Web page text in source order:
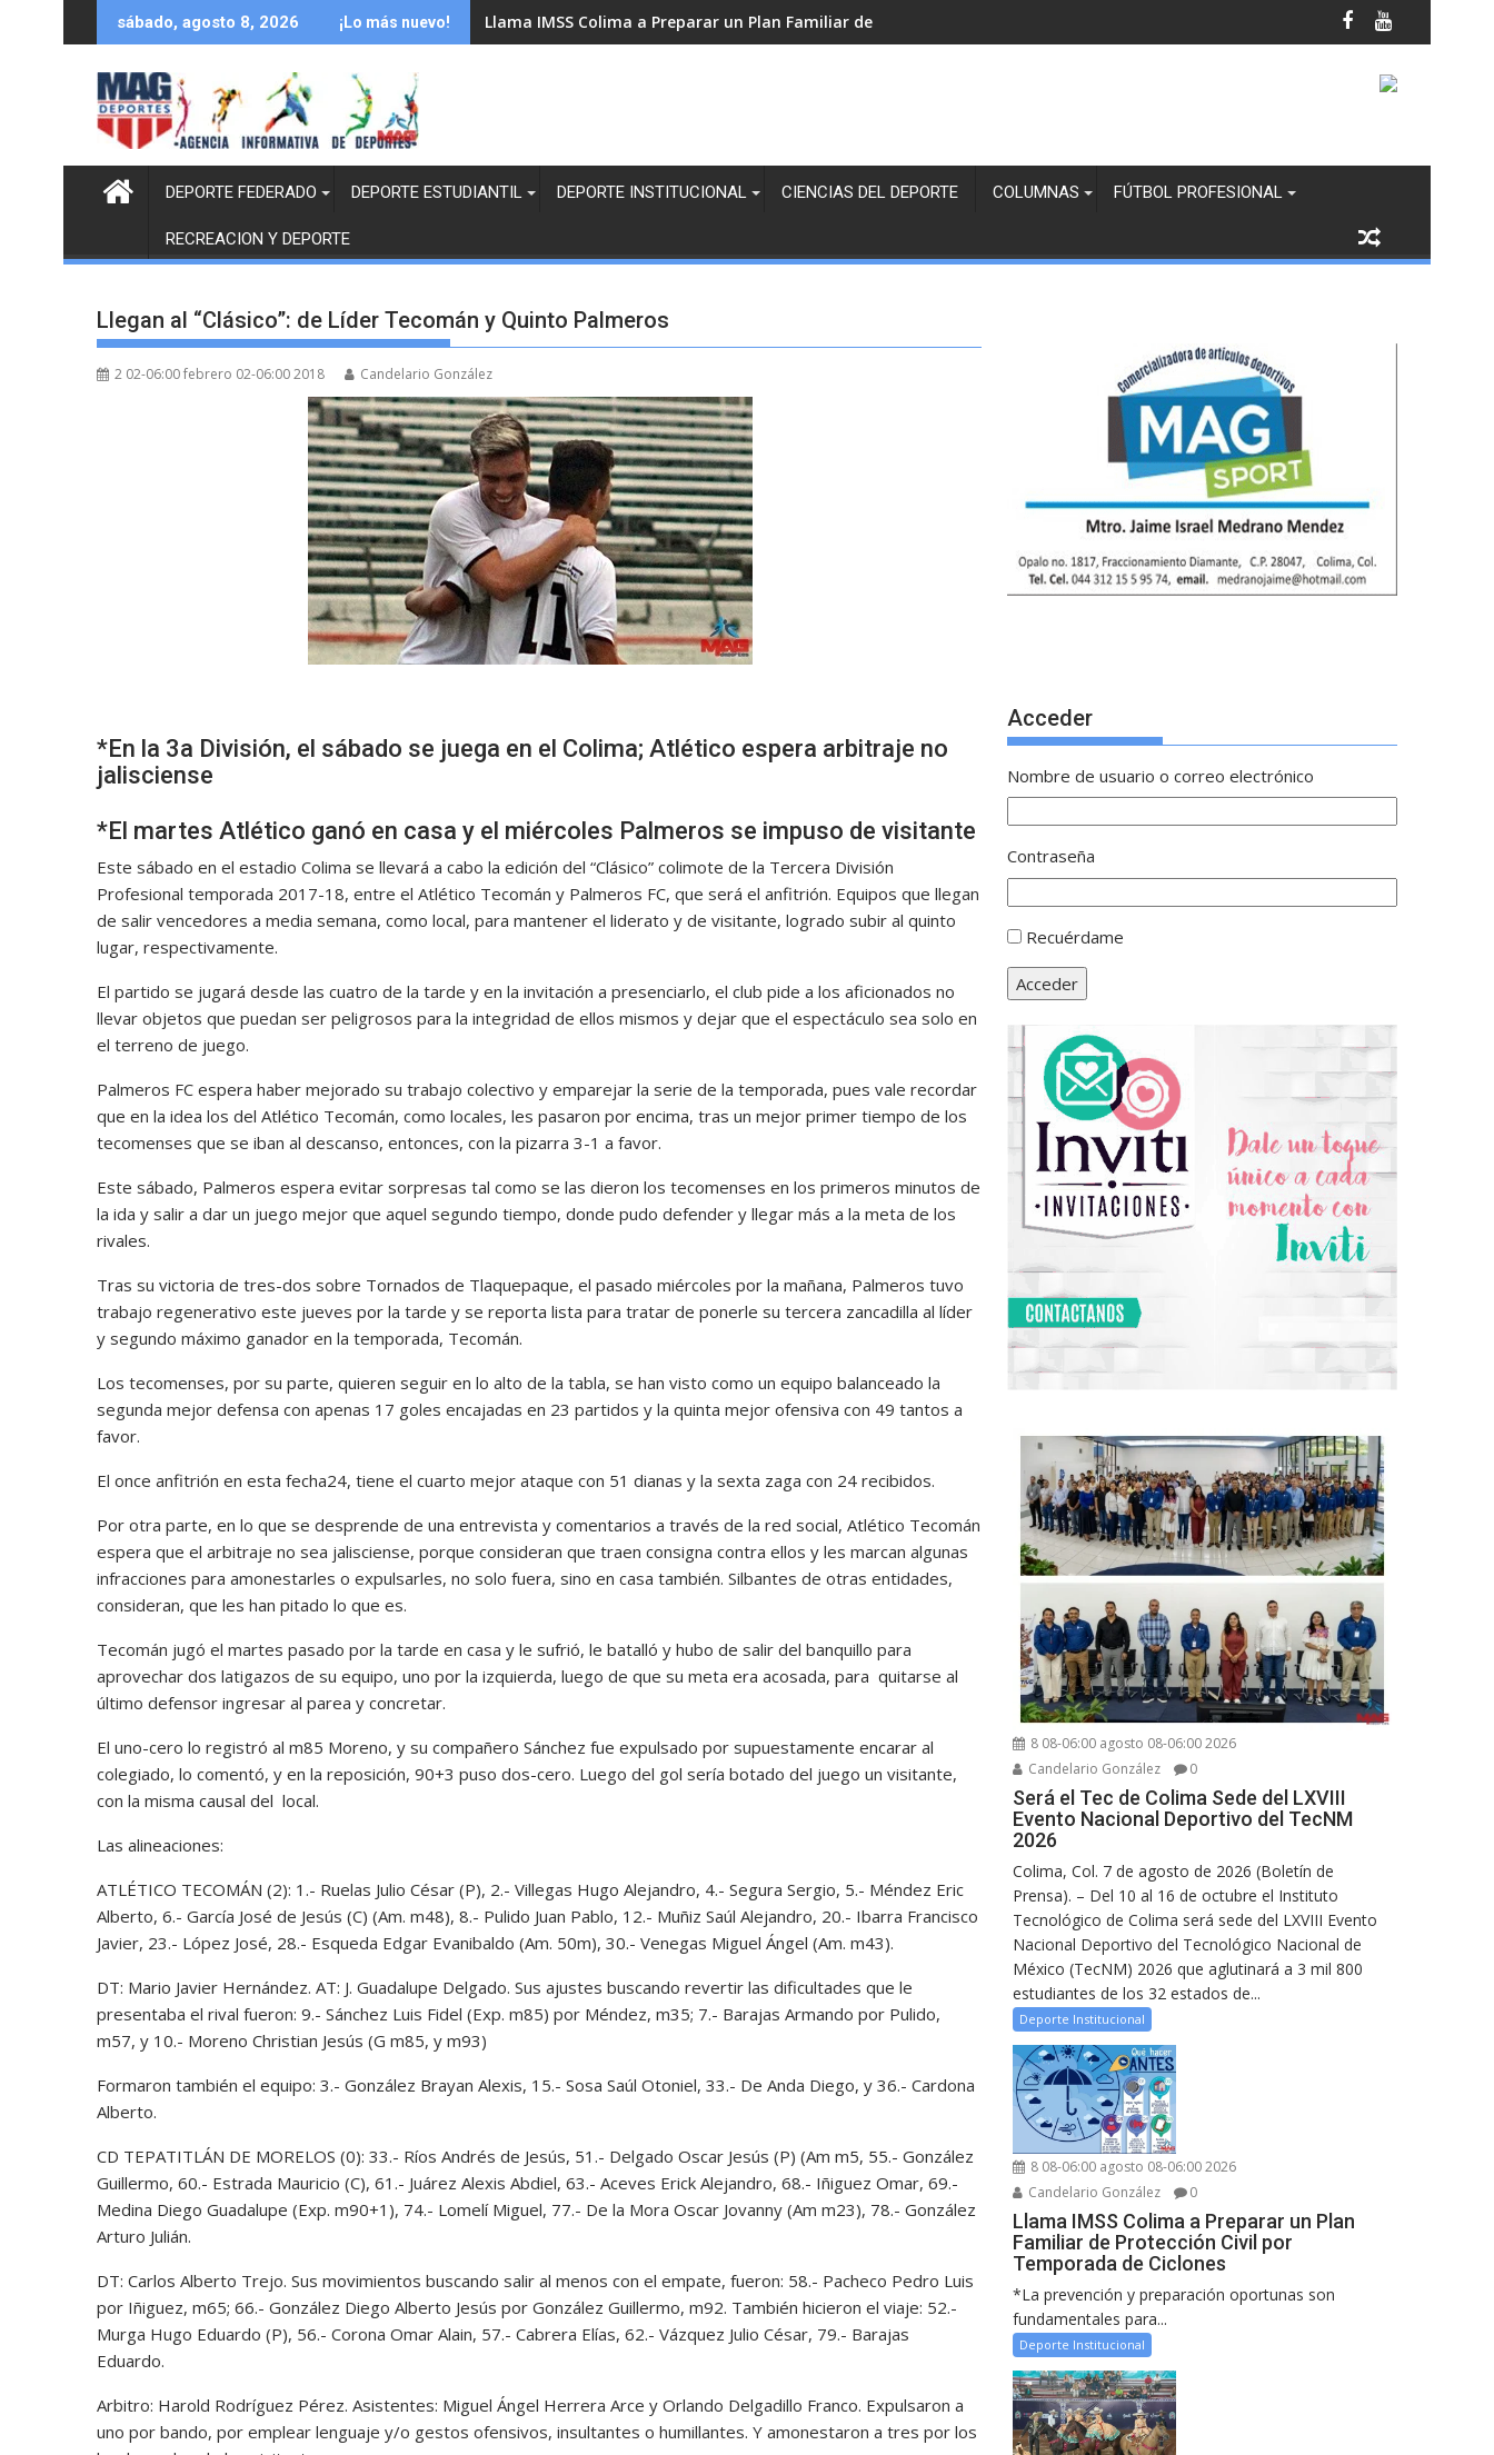
al
sábado, agosto 8, 2026 ¡Lo más nuevo! Llama IMSS Colima a Preparar un Plan Familiar de Protección Civil por Temporada de Ciclones
DEPORTE FEDERADO DEPORTE ESTUDIANTIL DEPORTE INSTITUCIONAL CIENCIAS DEL DEPORTE COLUMNAS FÚTBOL PROFESIONAL
RECREACION Y DEPORTE
Llegan al “Clásico”: de Líder Tecomán y Quinto Palmeros
2 02-06:00 febrero 02-06:00 2018 Candelario González
*En la 3a División, el sábado se juega en el Colima; Atlético espera arbitraje no
jalisciense
*El martes Atlético ganó en casa y el miércoles Palmeros se impuso de visitante
Este sábado en el estadio Colima se llevará a cabo la edición del “Clásico” colimote de la Tercera División
Profesional temporada 2017-18, entre el Atlético Tecomán y Palmeros FC, que será el anfitrión. Equipos que llegan
de salir vencedores a media semana, como local, para mantener el liderato y de visitante, logrado subir al quinto
lugar, respectivamente.
El partido se jugará desde las cuatro de la tarde y en la invitación a presenciarlo, el club pide a los aficionados no
llevar objetos que puedan ser peligrosos para la integridad de ellos mismos y dejar que el espectáculo sea solo en
el terreno de juego.
Palmeros FC espera haber mejorado su trabajo colectivo y emparejar la serie de la temporada, pues vale recordar
que en la idea los del Atlético Tecomán, como locales, les pasaron por encima, tras un mejor primer tiempo de los
tecomenses que se iban al descanso, entonces, con la pizarra 3-1 a favor.
Este sábado, Palmeros espera evitar sorpresas tal como se las dieron los tecomenses en los primeros minutos de
la ida y salir a dar un juego mejor que aquel segundo tiempo, donde pudo defender y llegar más a la meta de los
rivales.
Tras su victoria de tres-dos sobre Tornados de Tlaquepaque, el pasado miércoles por la mañana, Palmeros tuvo
trabajo regenerativo este jueves por la tarde y se reporta lista para tratar de ponerle su tercera zancadilla al líder
y segundo máximo ganador en la temporada, Tecomán.
Los tecomenses, por su parte, quieren seguir en lo alto de la tabla, se han visto como un equipo balanceado la
segunda mejor defensa con apenas 17 goles encajadas en 23 partidos y la quinta mejor ofensiva con 49 tantos a
favor.
El once anfitrión en esta fecha24, tiene el cuarto mejor ataque con 51 dianas y la sexta zaga con 24 recibidos.
Por otra parte, en lo que se desprende de una entrevista y comentarios a través de la red social, Atlético Tecomán
espera que el arbitraje no sea jalisciense, porque consideran que traen consigna contra ellos y les marcan algunas
infracciones para amonestarles o expulsarles, no solo fuera, sino en casa también. Silbantes de otras entidades,
consideran, que les han pitado lo que es.
Tecomán jugó el martes pasado por la tarde en casa y le sufrió, le batalló y hubo de salir del banquillo para
aprovechar dos latigazos de su equipo, uno por la izquierda, luego de que su meta era acosada, para quitarse al
último defensor ingresar al parea y concretar.
El uno-cero lo registró al m85 Moreno, y su compañero Sánchez fue expulsado por supuestamente encarar al
colegiado, lo comentó, y en la reposición, 90+3 puso dos-cero. Luego del gol sería botado del juego un visitante,
con la misma causal del local.
Las alineaciones:
ATLÉTICO TECOMÁN (2): 1.- Ruelas Julio César (P), 2.- Villegas Hugo Alejandro, 4.- Segura Sergio, 5.- Méndez Eric
Alberto, 6.- García José de Jesús (C) (Am. m48), 8.- Pulido Juan Pablo, 12.- Muñiz Saúl Alejandro, 20.- Ibarra Francisco
Javier, 23.- López José, 28.- Esqueda Edgar Evanibaldo (Am. 50m), 30.- Venegas Miguel Ángel (Am. m43).
DT: Mario Javier Hernández. AT: J. Guadalupe Delgado. Sus ajustes buscando revertir las dificultades que le
presentaba el rival fueron: 9.- Sánchez Luis Fidel (Exp. m85) por Méndez, m35; 7.- Barajas Armando por Pulido,
m57, y 10.- Moreno Christian Jesús (G m85, y m93)
Formaron también el equipo: 3.- González Brayan Alexis, 15.- Sosa Saúl Otoniel, 33.- De Anda Diego, y 36.- Cardona
Alberto.
CD TEPATITLÁN DE MORELOS (0): 33.- Ríos Andrés de Jesús, 51.- Delgado Oscar Jesús (P) (Am m5, 55.- González
Guillermo, 60.- Estrada Mauricio (C), 61.- Juárez Alexis Abdiel, 63.- Aceves Erick Alejandro, 68.- Iñiguez Omar, 69.-
Medina Diego Guadalupe (Exp. m90+1), 74.- Lomelí Miguel, 77.- De la Mora Oscar Jovanny (Am m23), 78.- González
Arturo Julián.
DT: Carlos Alberto Trejo. Sus movimientos buscando salir al menos con el empate, fueron: 58.- Pacheco Pedro Luis
por Iñiguez, m65; 66.- González Diego Alberto Jesús por González Guillermo, m92. También hicieron el viaje: 52.-
Murga Hugo Eduardo (P), 56.- Corona Omar Alain, 57.- Cabrera Elías, 62.- Vázquez Julio César, 79.- Barajas
Eduardo.
Arbitro: Harold Rodríguez Pérez. Asistentes: Miguel Ángel Herrera Arce y Orlando Delgadillo Franco. Expulsaron a
uno por bando, por emplear lenguaje y/o gestos ofensivos, insultantes o humillantes. Y amonestaron a tres por los
Acceder
Nombre de usuario o correo electrónico
Contraseña
Recuérdame
Acceder
8 08-06:00 agosto 08-06:00 2026
Candelario González
0
Será el Tec de Colima Sede del LXVIII
Evento Nacional Deportivo del TecNM
2026
Colima, Col. 7 de agosto de 2026 (Boletín de
Prensa). – Del 10 al 16 de octubre el Instituto
Tecnológico de Colima será sede del LXVIII Evento
Nacional Deportivo del Tecnológico Nacional de
México (TecNM) 2026 que aglutinará a 3 mil 800
estudiantes de los 32 estados de...
Deporte Institucional
8 08-06:00 agosto 08-06:00 2026
Candelario González
0
Llama IMSS Colima a Preparar un Plan
Familiar de Protección Civil por
Temporada de Ciclones
*La prevención y preparación oportunas son
fundamentales para...
Deporte Institucional